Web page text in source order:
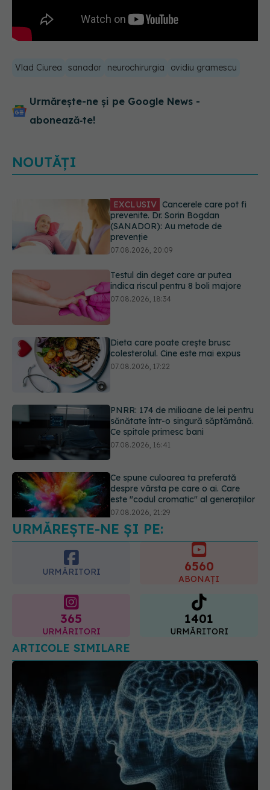
Vlad Ciurea sanador neurochirurgia ovidiu gramescu
Urmărește-ne și pe Google News -
abonează‑te!
NOUTĂȚI
EXCLUSIV Cancerele care pot fi
prevenite. Dr. Sorin Bogdan
(SANADOR): Au metode de
prevenție
07.08.2026, 20:09
Testul din deget care ar putea
indica riscul pentru 8 boli majore
07.08.2026, 18:34
Dieta care poate crește brusc
colesterolul. Cine este mai expus
07.08.2026, 17:22
PNRR: 174 de milioane de lei pentru
sănătate într-o singură săptămână.
Ce spitale primesc bani
07.08.2026, 16:41
Ce spune culoarea ta preferată
despre vârsta pe care o ai. Care
este "codul cromatic" al generațiilor
07.08.2026, 21:29
URMĂREȘTE-NE ȘI PE:
URMĂRITORI 6560
ABONAȚI
365
URMĂRITORI
1401
URMĂRITORI
ARTICOLE SIMILARE